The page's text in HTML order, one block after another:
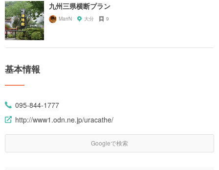
九州三県横断プラン
MarrN 大分 9
基本情報
095-844-1777
http://www1.odn.ne.jp/uracathe/
Googleで検索